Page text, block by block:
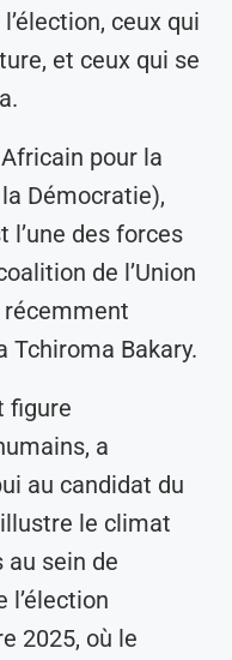
ceux qui
et ceux qui se
pour la
Démocratie),
l’une des forces
de l’Union
récemment
Tchiroma Bakary.
figure
a
au candidat du
le climat
au sein de
l’élection
2025, où le